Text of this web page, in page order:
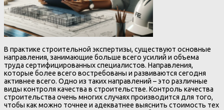
В практике строительной экспертизы, существуют основные
направления, занимающие больше всего усилий и объема
труда сертифицированных специалистов. Направления,
которые более всего востребованы и развиваются сегодня
активнее всего. Одно из таких направлений – это различные
виды контроля качества в строительстве. Контроль качества
строительства очень многих случаях производится для того,
чтобы как можно точнее и адекватнее выяснить стоимость тех